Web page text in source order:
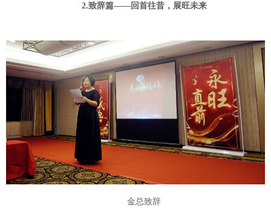
2.致辞篇——回首往昔，展旺未来
金总致辞